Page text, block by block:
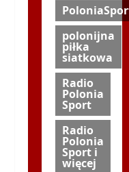
polonijna
piłka
siatkowa
Radio
Polonia
Sport
Radio
Polonia
Sport i
więcej